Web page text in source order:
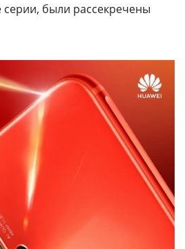
серии, были рассекречены